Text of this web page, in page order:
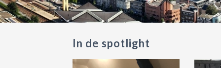
In de spotlight